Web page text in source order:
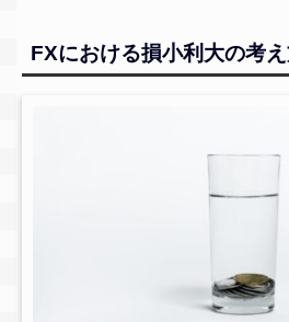
FXにおける損小利大の考